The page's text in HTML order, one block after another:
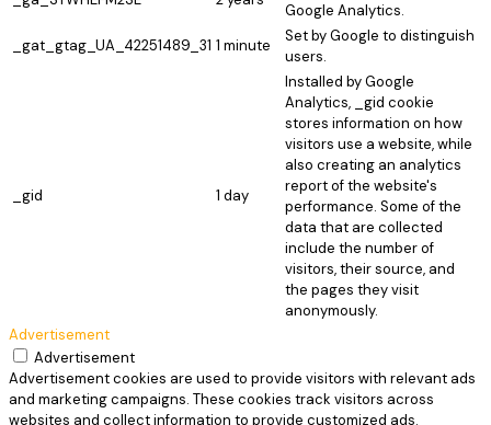
Google Analytics.
_gat_gtag_UA_42251489_31 1 minute
Set by Google to distinguish
users.
_gid 1 day
Installed by Google
Analytics, _gid cookie
stores information on how
visitors use a website, while
also creating an analytics
report of the website's
performance. Some of the
data that are collected
include the number of
visitors, their source, and
the pages they visit
anonymously.
Advertisement
Advertisement
Advertisement cookies are used to provide visitors with relevant ads
and marketing campaigns. These cookies track visitors across
websites and collect information to provide customized ads.